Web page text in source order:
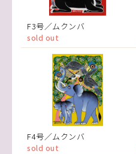
F3号／ムクンバ
sold out
F4号／ムクンバ
sold out